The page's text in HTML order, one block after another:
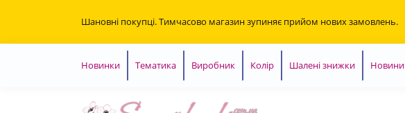
Шановні покупці. Тимчасово магазин зупиняє прийом нових замовлень.
Новинки Тематика Виробник Колір Шалені знижки Новини